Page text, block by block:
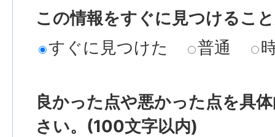
この情報をすぐに見つけるこ
すぐに見つけた
普通
良かった点や悪かった点を具
さい。(100文字以内)